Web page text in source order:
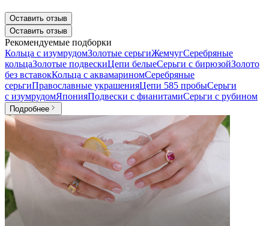
Оставить отзыв
Оставить отзыв
Рекомендуемые подборки
Кольца с изумрудомЗолотые серьгиЖемчугСеребряные
кольцаЗолотые подвескиЦепи белыеСерьги с бирюзойЗолото
без вставокКольца с аквамариномСеребряные
серьгиПравославные украшенияЦепи 585 пробыСерьги
с изумрудомЯпонияПодвески с фианитамиСерьги с рубином
Подробнее